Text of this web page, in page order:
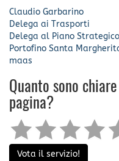
Claudio Garbarino
Delega ai Trasporti
Delega al Piano Strategico
Portofino Santa
maas
Quanto sono
pagina?
Vota il servizio!